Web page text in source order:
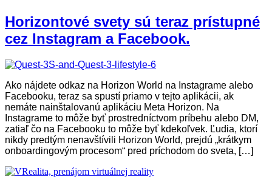
Horizontové svety sú teraz prístupné
cez Instagram a Facebook.
Ako nájdete odkaz na Horizon World na Instagrame alebo
Facebooku, teraz sa spustí priamo v tejto aplikácii, ak
nemáte nainštalovanú aplikáciu Meta Horizon. Na
Instagrame to môže byť prostredníctvom príbehu alebo DM,
zatiaľ čo na Facebooku to môže byť kdekoľvek. Ľudia, ktorí
nikdy predtým nenavštívili Horizon World, prejdú „krátkym
onboardingovým procesom“ pred príchodom do sveta, […]